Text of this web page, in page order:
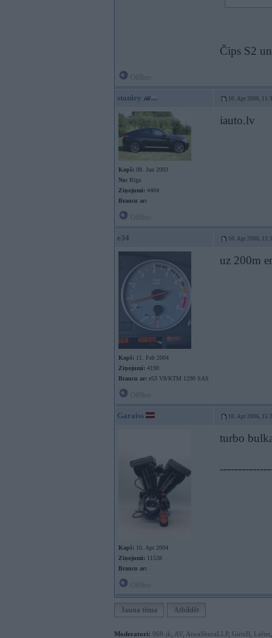
Čips S2
stanley 10. Apr 2006,
Kopš: 08. Jun 2003
No: Rīga
Ziņojumi: 4404
Braucu ar:
iauto.lv
e34 10. Apr 2006,
Kopš: 11. Feb 2004
Ziņojumi: 4190
Braucu ar: e53 V8/KTM 1290 SAS
uz 200m
Garaiss 10. Apr 2006,
Kopš: 10. Apr 2004
Ziņojumi: 11538
Braucu ar:
turbo
Jauna tēma Atbildēt
Moderatori: 968-jk AV AiwaShuraLLP, GirtzB Lafter